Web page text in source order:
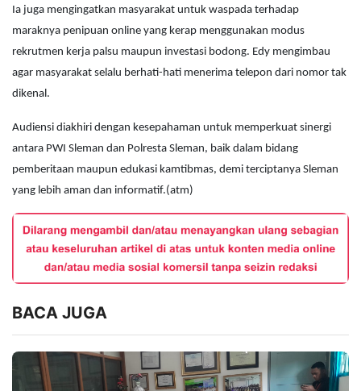
Ia juga mengingatkan masyarakat untuk waspada terhadap
maraknya penipuan online yang kerap menggunakan modus
rekrutmen kerja palsu maupun investasi bodong. Edy mengimbau
agar masyarakat selalu berhati-hati menerima telepon dari nomor tak
dikenal.
Audiensi diakhiri dengan kesepahaman untuk memperkuat sinergi
antara PWI Sleman dan Polresta Sleman, baik dalam bidang
pemberitaan maupun edukasi kamtibmas, demi terciptanya Sleman
yang lebih aman dan informatif.(atm)
BACA JUGA